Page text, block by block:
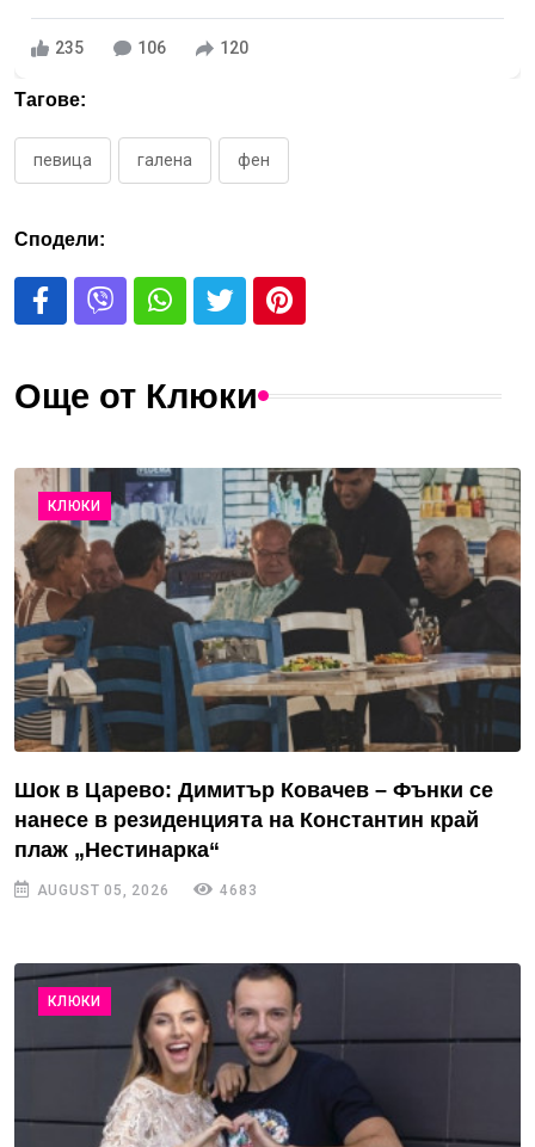
235 106 120
Тагове:
певица галена фен
Сподели:
Още от Клюки
КЛЮКИ
Шок в Царево: Димитър Ковачев – Фънки се
нанесе в резиденцията на Константин край
плаж „Нестинарка“
AUGUST 05, 2026 4683
КЛЮКИ